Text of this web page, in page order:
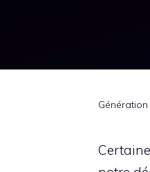
Génération